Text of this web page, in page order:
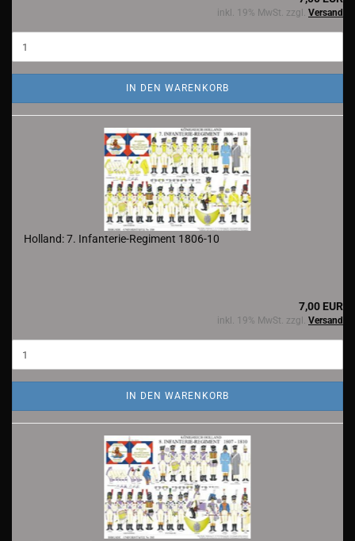
inkl. 19% MwSt. zzgl. Versand
IN DEN WARENKORB
Holland: 7. Infanterie-Regiment 1806-10
7,00 EUR
inkl. 19% MwSt. zzgl. Versand
IN DEN WARENKORB